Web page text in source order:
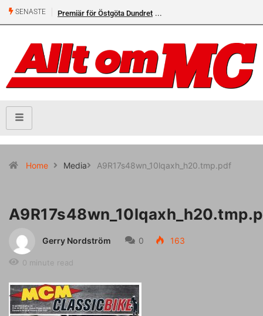
SENASTE Premiär för Östgöta Dundret
Home Media A9R17s48wn_10lqaxh_h20.tmp.pdf
Gerry Nordström 0 163
0 minute read